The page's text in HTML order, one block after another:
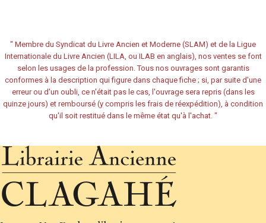
" Membre du Syndicat du Livre Ancien et Moderne (SLAM) et de la Ligue
Internationale du Livre Ancien (LILA, ou ILAB en anglais), nos ventes se font
selon les usages de la profession. Tous nos ouvrages sont garantis
conformes à la description qui figure dans chaque fiche ; si, par suite d'une
erreur ou d'un oubli, ce n'était pas le cas, l'ouvrage sera repris (dans les
quinze jours) et remboursé (y compris les frais de réexpédition), à condition
qu'il soit restitué dans le même état qu'à l'achat. "